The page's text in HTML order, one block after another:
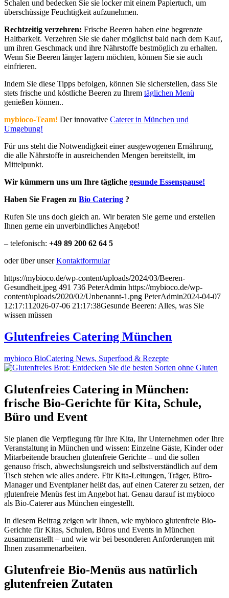
Schalen und bedecken Sie sie locker mit einem Papiertuch, um
überschüssige Feuchtigkeit aufzunehmen.
Rechtzeitig verzehren: Frische Beeren haben eine begrenzte
Haltbarkeit. Verzehren Sie sie daher möglichst bald nach dem Kauf,
um ihren Geschmack und ihre Nährstoffe bestmöglich zu erhalten.
Wenn Sie Beeren länger lagern möchten, können Sie sie auch
einfrieren.
Indem Sie diese Tipps befolgen, können Sie sicherstellen, dass Sie
stets frische und köstliche Beeren zu Ihrem täglichen Menü
genießen können..
mybioco-Team! Der innovative Caterer in München und
Umgebung!
Für uns steht die Notwendigkeit einer ausgewogenen Ernährung,
die alle Nährstoffe in ausreichenden Mengen bereitstellt, im
Mittelpunkt.
Wir kümmern uns um Ihre tägliche gesunde Essenspause!
Haben Sie Fragen zu Bio Catering ?
Rufen Sie uns doch gleich an. Wir beraten Sie gerne und erstellen
Ihnen gerne ein unverbindliches Angebot!
– telefonisch: +49 89 200 62 64 5
oder über unserKontaktformular
https://mybioco.de/wp-content/uploads/2024/03/Beeren-
Gesundheit.jpeg 491 736 PeterAdmin https://mybioco.de/wp-
content/uploads/2020/02/Unbenannt-1.png PeterAdmin2024-04-07
12:17:11 2026-07-06 21:17:38Gesunde Beeren: Alles, was Sie
wissen müssen
Glutenfreies Catering München
mybioco BioCatering News, Superfood & Rezepte
Glutenfreies Catering in München:
frische Bio-Gerichte für Kita, Schule,
Büro und Event
Sie planen die Verpflegung für Ihre Kita, Ihr Unternehmen oder Ihre
Veranstaltung in München und wissen: Einzelne Gäste, Kinder oder
Mitarbeitende brauchen glutenfreie Gerichte – und die sollen
genauso frisch, abwechslungsreich und selbstverständlich auf dem
Tisch stehen wie alles andere. Für Kita-Leitungen, Träger, Büro-
Manager und Eventplaner heißt das, auf einen Caterer zu setzen, der
glutenfreie Menüs fest im Angebot hat. Genau darauf ist mybioco
als Bio-Caterer aus München eingestellt.
In diesem Beitrag zeigen wir Ihnen, wie mybioco glutenfreie Bio-
Gerichte für Kitas, Schulen, Büros und Events in München
zusammenstellt – und wie wir bei besonderen Anforderungen mit
Ihnen zusammenarbeiten.
Glutenfreie Bio-Menüs aus natürlich
glutenfreien Zutaten